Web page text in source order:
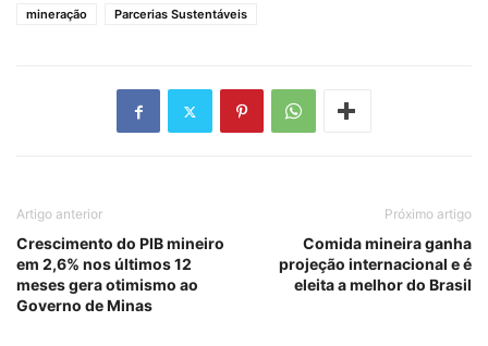
mineração
Parcerias Sustentáveis
Artigo anterior
Crescimento do PIB mineiro
em 2,6% nos últimos 12
meses gera otimismo ao
Governo de Minas
Próximo artigo
Comida mineira ganha
projeção internacional e é
eleita a melhor do Brasil